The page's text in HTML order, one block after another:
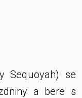
Sequoyah) se
a bere s